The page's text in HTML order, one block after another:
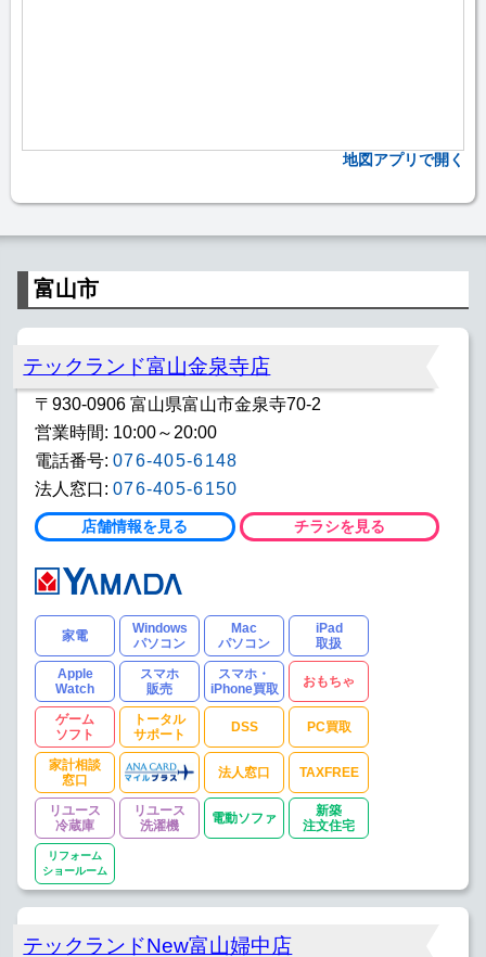
地図アプリで開く
富山市
テックランド富山金泉寺店
〒930-0906 富山県富山市金泉寺70-2
営業時間: 10:00～20:00
電話番号: 076-405-6148
法人窓口: 076-405-6150
店舗情報を見る チラシを見る
家電
Windows
パソコン
Mac
パソコン
iPad
取扱
Apple
Watch
スマホ
販売
スマホ・
iPhone買取
おもちゃ
ゲーム
ソフト
トータル
サポート
DSS PC買取
家計相談
窓口
法人窓口 TAXFREE
リユース
冷蔵庫
リユース
洗濯機
電動ソファ
新築
注文住宅
リフォーム
ショールーム
テックランドNew富山婦中店